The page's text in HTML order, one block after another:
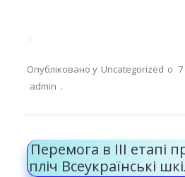
Опубліковано у Uncategorized о
admin .
Перемога в ІІІ етапі
пліч Всеукраїнські